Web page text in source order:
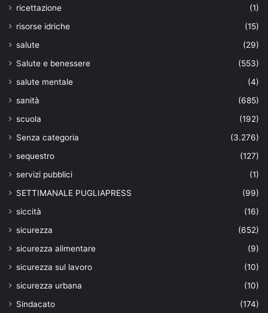
ricettazione
(1)
risorse idriche
(15)
salute
(29)
Salute e benessere
(553)
salute mentale
(4)
sanità
(685)
scuola
(192)
Senza categoria
(3.276)
sequestro
(127)
servizi pubblici
(1)
SETTIMANALE PUGLIAPRESS
(99)
siccità
(16)
sicurezza
(652)
sicurezza alimentare
(9)
sicurezza sul lavoro
(10)
sicurezza urbana
(10)
Sindacato
(174)